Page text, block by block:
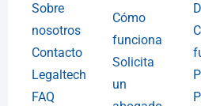
Sobre
nosotros
Contacto
Legaltech
FAQ
Cómo
funciona
Solicita
un